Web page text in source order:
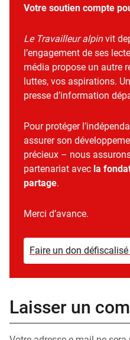
Votre soutien compte
Le Travailleur alpinvit
l’engagement de ses
média propose un autre
luttes, vos aspirations.
presse d’information
Pour protéger
assurer son
précieux – nous
partenariat avec la
partage.
Merci d’avance.
Faire un don
Laisser un